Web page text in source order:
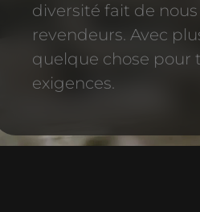
diversité fait de
revendeurs. Avec
quelque chose pour
exigences.